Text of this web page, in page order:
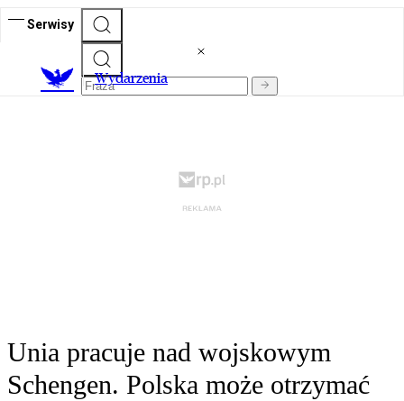
Serwisy
Wydarzenia
Unia pracuje nad wojskowym
Schengen. Polska może otrzymać